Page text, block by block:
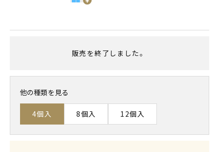
販売を終了しました。
他の種類を見る
4個入 8個入 12個入